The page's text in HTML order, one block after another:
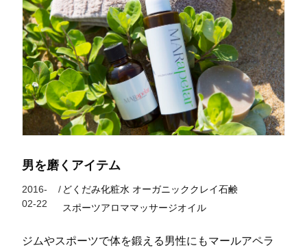
男を磨くアイテム
2016-
02-22
/ どくだみ化粧水 オーガニッククレイ石鹸
スポーツアロママッサージオイル
ジムやスポーツで体を鍛える男性にもマールアペラ